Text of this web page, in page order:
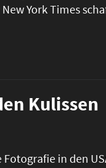
York Times
Kulissen
in den